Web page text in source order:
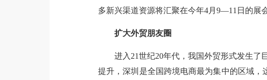
多新兴渠道资源将汇聚在今年4月9—11日的展
扩大外贸朋友圈
进入21世纪20年代，我国外贸形式发生
提升，深圳是全国跨境电商最为集中的区域